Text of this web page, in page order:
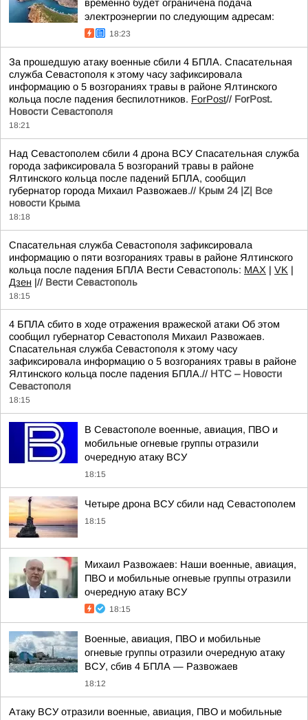
временно будет ограничена подача
электроэнергии по следующим адресам:
18:23
За прошедшую атаку военные сбили 4 БПЛА. Спасательная
служба Севастополя к этому часу зафиксировала
информацию о 5 возгораниях травы в районе Ялтинского
кольца после падения беспилотников. ForPost// ForPost.
Новости Севастополя
18:21
Над Севастополем сбили 4 дрона ВСУ Спасательная служба
города зафиксировала 5 возгораний травы в районе
Ялтинского кольца после падений БПЛА, сообщил
губернатор города Михаил Развожаев.// Крым 24 |Z| Все
новости Крыма
18:18
Спасательная служба Севастополя зафиксировала
информацию о пяти возгораниях травы в районе Ялтинского
кольца после падения БПЛА Вести Севастополь: MAX | VK |
Дзен |// Вести Севастополь
18:15
4 БПЛА сбито в ходе отражения вражеской атаки Об этом
сообщил губернатор Севастополя Михаил Развожаев.
Спасательная служба Севастополя к этому часу
зафиксировала информацию о 5 возгораниях травы в районе
Ялтинского кольца после падения БПЛА.// НТС – Новости
Севастополя
18:15
В Севастополе военные, авиация, ПВО и
мобильные огневые группы отразили
очередную атаку ВСУ
18:15
Четыре дрона ВСУ сбили над Севастополем
18:15
Михаил Развожаев: Наши военные, авиация,
ПВО и мобильные огневые группы отразили
очередную атаку ВСУ
18:15
Военные, авиация, ПВО и мобильные
огневые группы отразили очередную атаку
ВСУ, сбив 4 БПЛА — Развожаев
18:12
Атаку ВСУ отразили военные, авиация, ПВО и мобильные